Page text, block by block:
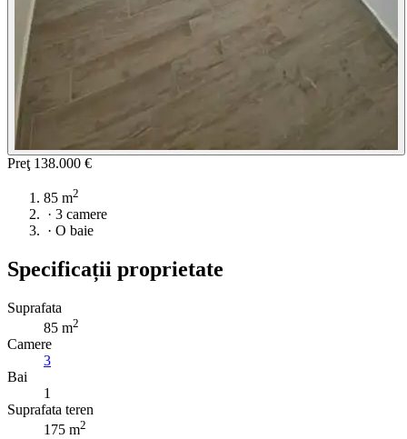
Preţ 138.000 €
85 m2
· 3 camere
· O baie
Specificații proprietate
Suprafata
85 m2
Camere
3
Bai
1
Suprafata teren
175 m2